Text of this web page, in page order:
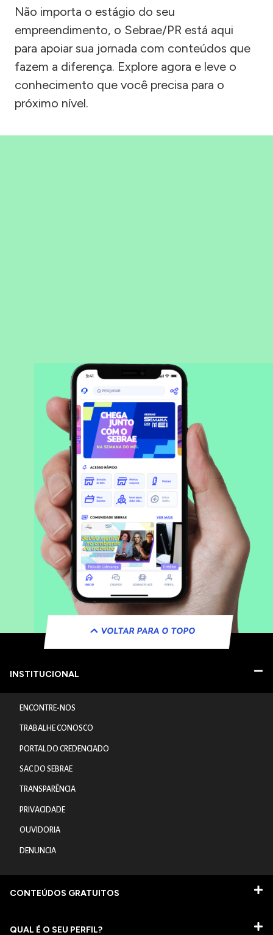
Não importa o estágio do seu
empreendimento, o Sebrae/PR está aqui
para apoiar sua jornada com conteúdos que
fazem a diferença. Explore agora e leve o
conhecimento que você precisa para o
próximo nível.
VOLTAR PARA O TOPO
INSTITUCIONAL
ENCONTRE-NOS
TRABALHE CONOSCO
PORTAL DO CREDENCIADO
SAC DO SEBRAE
TRANSPARÊNCIA
PRIVACIDADE
OUVIDORIA
DENUNCIA
CONTEÚDOS GRATUITOS
QUAL É O SEU PERFIL?